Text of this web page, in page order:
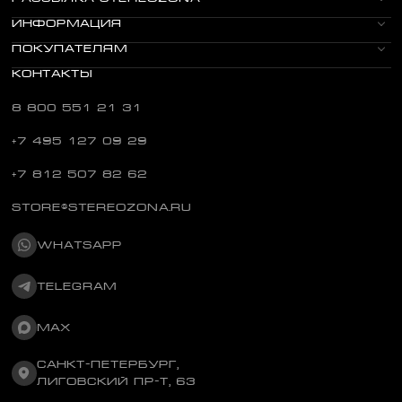
ИНФОРМАЦИЯ
ПОКУПАТЕЛЯМ
КОНТАКТЫ
8 800 551 21 31
+7 495 127 09 29
+7 812 507 82 62
STORE@STEREOZONA.RU
WHATSAPP
TELEGRAM
MAX
САНКТ-ПЕТЕРБУРГ,
ЛИГОВСКИЙ ПР-Т, 63